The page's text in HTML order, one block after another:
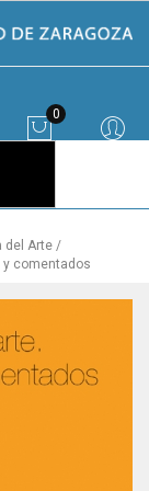
0
del Arte
comentados